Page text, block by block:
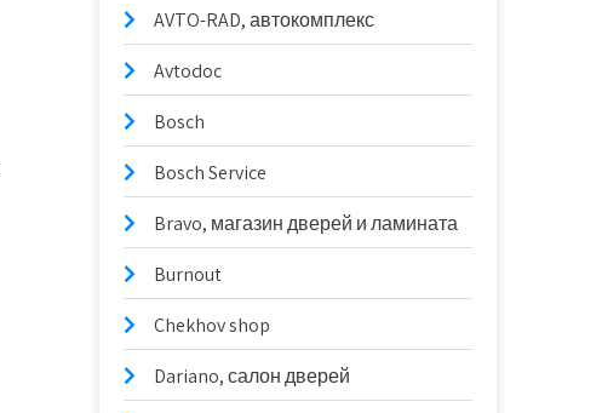
AVTO-RAD, автокомплекс
Avtodoc
Bosch
Bosch Service
Bravo, магазин дверей и ламината
Burnout
Chekhov shop
Dariano, салон дверей